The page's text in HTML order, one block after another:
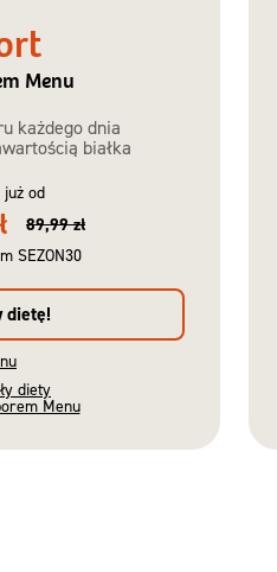
Menu
każdego dnia
białka
już od
89,99 zł
SEZON30
dietę!
diety
Menu